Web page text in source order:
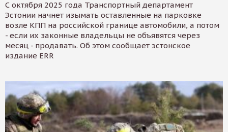
С октября 2025 года Транспортный департамент
Эстонии начнет изымать оставленные на парковке
возле КПП на российской границе автомобили, а потом
- если их законные владельцы не объявятся через
месяц - продавать. Об этом сообщает эстонское
издание ERR